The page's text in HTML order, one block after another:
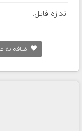
اندازه فایل:
اضافه به